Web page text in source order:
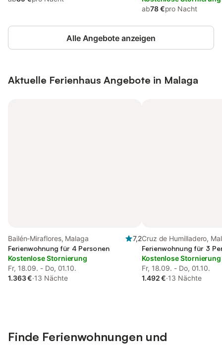
ab78 €pro Nacht
Alle Angebote anzeigen
Aktuelle Ferienhaus Angebote in Malaga
Bailén-Miraflores, Malaga
7,2
Ferienwohnung für 4 Personen
Kostenlose Stornierung
Fr, 18.09. - Do, 01.10.
1.363 €·13 Nächte
Cruz de Humilladero,
Ferienwohnung für 3
Kostenlose Stornierung
Fr, 18.09. - Do, 01.10.
1.492 €·13 Nächte
Finde Ferienwohnungen und